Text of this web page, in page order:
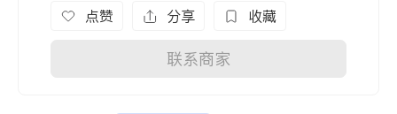
点赞 分享 收藏
联系商家